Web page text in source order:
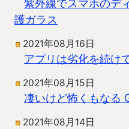
紫外線でスマホのデ
護ガラス
2021年08月16日
アプリは劣化を続け
2021年08月15日
凄いけど怖くもなる
2021年08月14日